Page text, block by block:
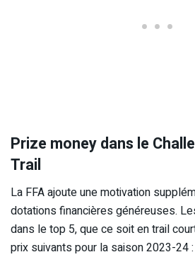
Prize money dans le
Trail
La FFA ajoute une motivation
dotations financières généreuses.
dans le top 5, que ce soit en trail
prix suivants pour la saison 2023-24 :